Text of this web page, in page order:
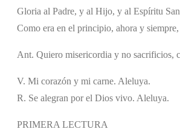
Gloria al Padre, y al Hijo, y al Espíritu
Como era en el principio, ahora y
Ant. Quiero misericordia y no sacrificios,
V. Mi corazón y mi carne. Aleluya.
R. Se alegran por el Dios vivo. Aleluya.
PRIMERA LECTURA